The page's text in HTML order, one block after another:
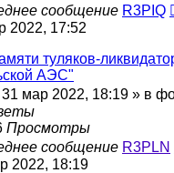
сообщение R3PIQ
2022, 17:52
туляков-
АЭС"
31 мар 2022, 18:19 » в
Просмотры
сообщение R3PLN
2022, 18:19